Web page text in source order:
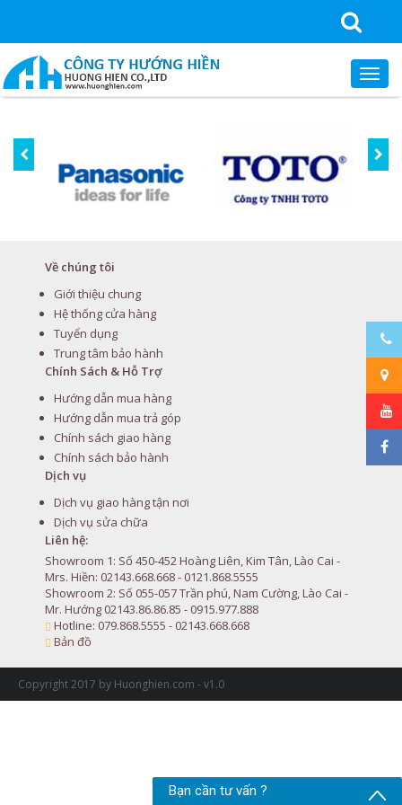
Về chúng tôi
Giới thiệu chung
Hệ thống cửa hàng
Tuyển dụng
Trung tâm bảo hành
Chính Sách & Hỗ Trợ
Hướng dẫn mua hàng
Hướng dẫn mua trả góp
Chính sách giao hàng
Chính sách bảo hành
Dịch vụ
Dịch vụ giao hàng tận nơi
Dịch vụ sửa chữa
Liên hệ:
Showroom 1: Số 450-452 Hoàng Liên, Kim Tân, Lào Cai -
Mrs. Hiền: 02143.668.668 - 0121.868.5555
Showroom 2: Số 055-057 Trần phú, Nam Cường, Lào Cai -
Mr. Hướng 02143.86.86.85 - 0915.977.888
Hotline: 079.868.5555 - 02143.668.668
Bản đồ
Copyright 2017 by Huonghien.com - v1.0
Bạn cần tư vấn ?